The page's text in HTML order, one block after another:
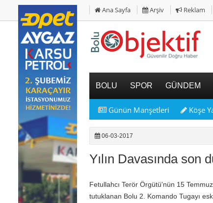
Ana Sayfa Arşiv Reklam
BOLU SPOR GÜNDEM
Günün Manşetleri Köşe
06-03-2017
Yılın Davasında son
Fetullahcı Terör Örgütü'nün 15
tutuklanan Bolu 2. Komando Tugayı